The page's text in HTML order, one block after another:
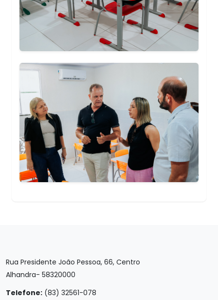
Rua Presidente João Pessoa, 66, Centro
Alhandra- 58320000
Telefone: (83) 32561-078